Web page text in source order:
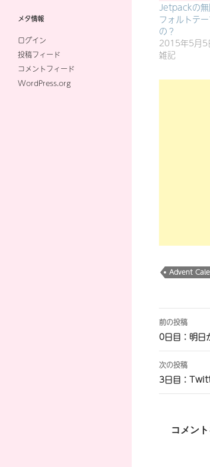
Jetpackの無
フォルトテ
の？
2015年5月5
雑記
Advent
投
稿
ナ
ビ
ゲ
ー
前の投稿
0日目：明
次の投稿
3日目：
コメン
メタ情報
ログイン
投稿フィード
コメントフィード
WordPress.org